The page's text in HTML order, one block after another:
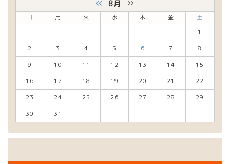
8月
日 月 火 水 木 金
土
1
2
3 4 5 6 7
8
9
10 11 12 13 14
15
16
17 18 19 20 21
22
23
24 25 26 27 28
29
30
31